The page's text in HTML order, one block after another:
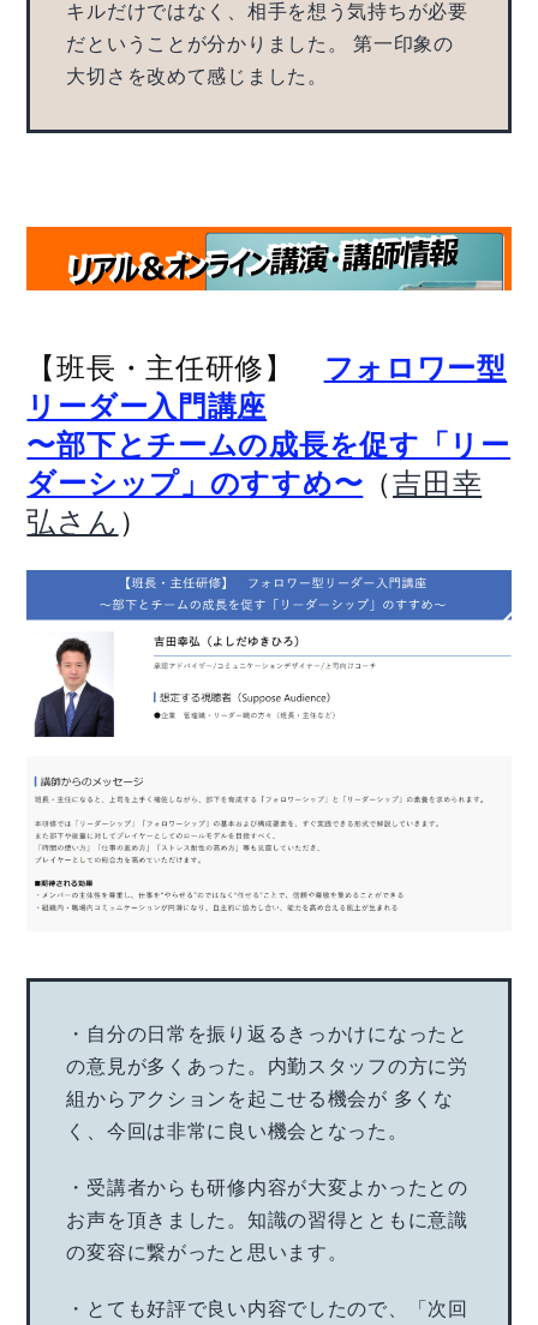
キルだけではなく、相手を想う気持ちが必要
だということが分かりました。 第一印象の
大切さを改めて感じました。
【班長・主任研修】
フォロワー型
リーダー入門講座
〜部下とチームの成長を促す「リー
ダーシップ」のすすめ〜 （吉田幸
弘さん ）
・自分の日常を振り返るきっかけになったと
の意見が多くあった。内勤スタッフの方に労
組からアクションを起こせる機会が 多くな
く、今回は非常に良い機会となった。
・受講者からも研修内容が大変よかったとの
お声を頂きました。知識の習得とともに意識
の変容に繋がったと思います。
・とても好評で良い内容でしたので、「次回